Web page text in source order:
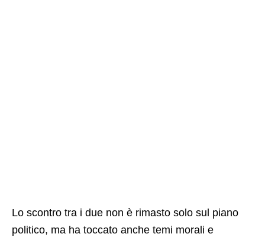
Lo scontro tra i due non è rimasto solo sul piano
politico, ma ha toccato anche temi morali e